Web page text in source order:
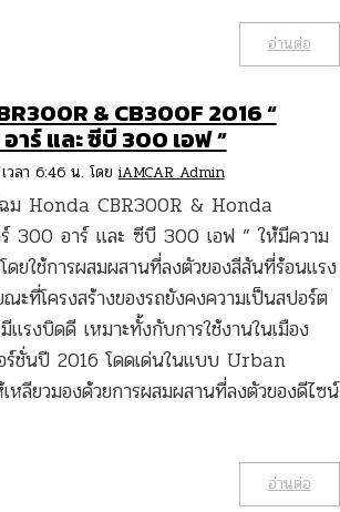
อ่านต่อ
& CB300F 2016 “
ร์ และ ซีบี 300 เอฟ ”
วลา 6:46 น. โดยiAMCAR Admin
ฉม Honda CBR300R & Honda
300 อาร์ และ ซีบี 300 เอฟ ” ให้มีความ
ยใช้การผสมผสานที่ลงตัวของสีสันที่ร้อนแรง
ะที่โครงสร้างของรถยังคงความเป็นสปอร์ต
รงบิดดี เหมาะทั้งกับการใช้งานในเมือง
ร์ชั่นปี 2016 โดดเด่นในแบบ Urban
ลียวมองด้วยการผสมผสานที่ลงตัวของดีไซน์
อ่านต่อ